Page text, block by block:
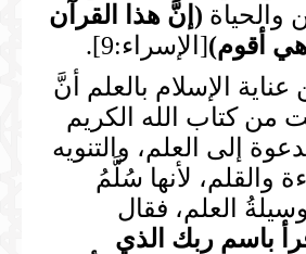
والحياة ( إنَّ هذا القرآن
أقوم)[الإسراء:9].
الإسلام بالعلم أنَّ
من كتاب الله الكريم
إلى العلم، والتنويه
والقلم، لأنها سُلَّمُ
العلم، فقال
باسم ربك الذي